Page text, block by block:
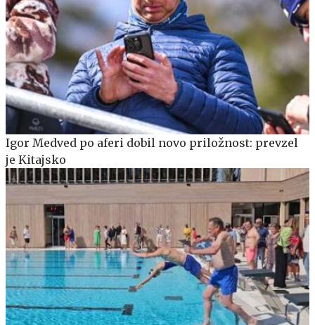
Igor Medved po aferi dobil novo priložnost: prevzel
je Kitajsko